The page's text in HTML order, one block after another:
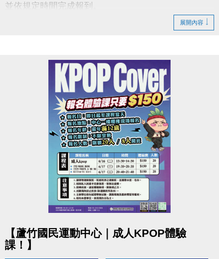
並依規定時間完成報到。
及保證金繳款憑單至報到處報到。
2.各參賽人員，應於該隊第一場比賽前30分鐘完成報
◆【#檢錄需知】
1.檢錄時需攜帶二位選手證件（身分證 or 健保卡）
至檢錄處報到且需扣證件直至賽後歸還。
2.各場次選手，須於請賽組廣播後10分鐘內攜帶證件
至檢錄處完成檢
錄，若未於時間內完成檢錄者，視同棄權，各隊員
3.大會得視賽程進度調整檢錄及比賽時間，並以現場
競賽組廣播為主。
◆連絡資訊
展開內容
【蘆竹國民運動中心｜成人KPOP體驗
課！】